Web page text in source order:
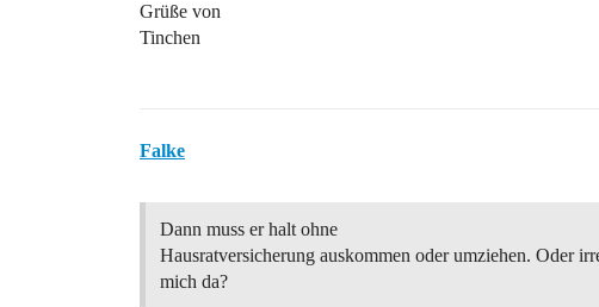
Grüße von
Tinchen
Falke
Dann muss er halt ohne
Hausratversicherung auskommen oder umziehen. Oder
mich da?